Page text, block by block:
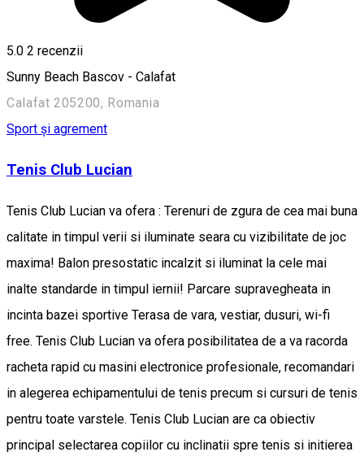
5.0 2 recenzii
Sunny Beach Bascov - Calafat
Calafat 205200, Romania
Sport și agrement
Tenis Club Lucian
Tenis Club Lucian va ofera : Terenuri de zgura de cea mai buna
calitate in timpul verii si iluminate seara cu vizibilitate de joc
maxima! Balon presostatic incalzit si iluminat la cele mai
inalte standarde in timpul iernii! Parcare supravegheata in
incinta bazei sportive Terasa de vara, vestiar, dusuri, wi-fi
free. Tenis Club Lucian va ofera posibilitatea de a va racorda
racheta rapid cu masini electronice profesionale, recomandari
in alegerea echipamentului de tenis precum si cursuri de tenis
pentru toate varstele. Tenis Club Lucian are ca obiectiv
principal selectarea copiilor cu inclinatii spre tenis si initierea